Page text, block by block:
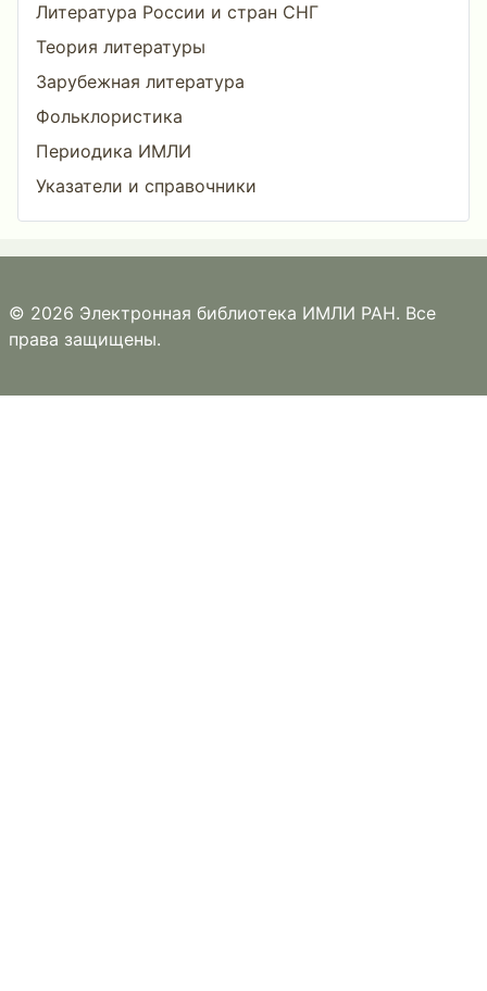
Литература России и стран СНГ
Теория литературы
Зарубежная литература
Фольклористика
Периодика ИМЛИ
Указатели и справочники
© 2026 Электронная библиотека ИМЛИ РАН. Все
права защищены.